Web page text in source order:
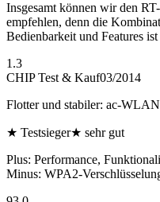
Insgesamt können wir den
empfehlen, denn die
Bedienbarkeit und Features
1.3
CHIP Test & Kauf03/2014
Flotter und stabiler: ac-
★ Testsieger★ sehr gut
Plus: Performance,
Minus: WPA2-